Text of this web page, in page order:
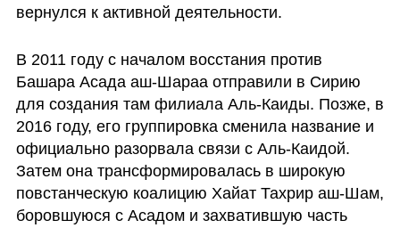
вернулся к активной деятельности.
В 2011 году с началом восстания против
Башара Асада аш-Шараа отправили в Сирию
для создания там филиала Аль-Каиды. Позже, в
2016 году, его группировка сменила название и
официально разорвала связи с Аль-Каидой.
Затем она трансформировалась в широкую
повстанческую коалицию Хайат Тахрир аш-Шам,
боровшуюся с Асадом и захватившую часть